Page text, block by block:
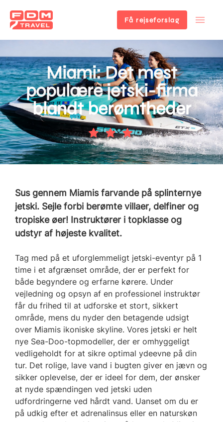
hovedindhold
Få rejseforslag
Miami: Det mest
populære jetski-firma
blandt berømtheder
Sus gennem Miamis farvande på splinternye
jetski. Sejle forbi berømte villaer, delfiner og
tropiske øer! Instruktører i topklasse og
udstyr af højeste kvalitet.
Tag med på et uforglemmeligt jetski-eventyr på 1
time i et afgrænset område, der er perfekt for
både begyndere og erfarne kørere. Under
vejledning og opsyn af en professionel instruktør
får du frihed til at udforske et stort, sikkert
område, mens du nyder den betagende udsigt
over Miamis ikoniske skyline. Vores jetski er helt
nye Sea-Doo-topmodeller, der er omhyggeligt
vedligeholdt for at sikre optimal ydeevne på din
tur. Det rolige, lave vand i bugten giver en jævn og
sikker oplevelse, der er ideel for dem, der ønsker
at nyde spændingen ved jetski uden
udfordringerne ved hårdt vand. Uanset om du er
på udkig efter et adrenalinsus eller en naturskøn